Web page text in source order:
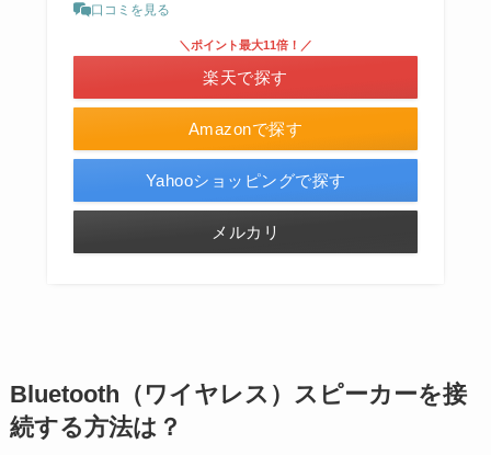
口コミを見る
Amazonで探す
＼ポイント最大11倍！／
楽天で探す
Yahooショッピングで探す
メルカリ
Bluetooth（ワイヤレス）スピーカーを接
続する方法は？